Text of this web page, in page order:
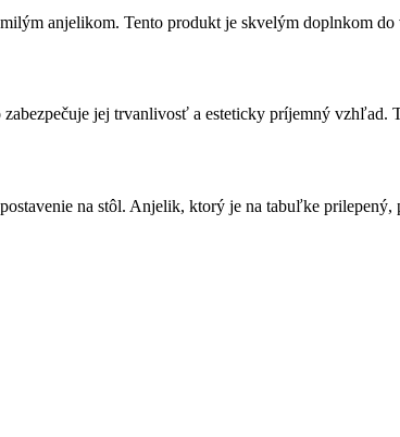
anjelikom. Tento produkt je skvelým doplnkom
jej trvanlivosť a esteticky príjemný vzhľad.
na stôl. Anjelik, ktorý je na tabuľke